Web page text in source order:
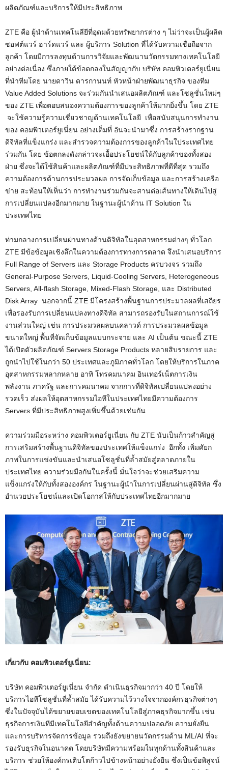
ผลิตภัณฑ์และบริการให้มีประสิทธิภาพ
ZTE คือ ผู้นำด้านเทคโนลียีที่อุดมด้วยทรัพยากรต่าง ๆ ไม่ว่าจะเป็นผู้ผลิต
ซอฟต์แวร์ ฮาร์ดแวร์ และ ผู้บริการ Solution ที่ได้รับความเชื่อถือจาก
ลูกค้า โดยมีการลงทุนด้านการวิจัยและพัฒนานวัตกรรมทางเทคโนโลยี
อย่างต่อเนื่อง ซึ่งภายใต้ข้อตกลงในสัญญากับ บริษัท คอมพิวเตอร์ยูเนี่ยน
ที่นำทีมโดย นายดาวิน ดารกานนท์ หัวหน้าฝ่ายพัฒนาธุรกิจ ของทีม
Value Added Solutions จะร่วมกันนำเสนอผลิตภัณฑ์ และโซลูชั่นใหม่ๆ
ของ ZTE เพื่อตอบสนองความต้องการของลูกค้าให้มากยิ่งขึ้น โดย ZTE
จะใช้ความรู้ความเชี่ยวชาญด้านเทคโนโลยี เพื่อสนับสนุนการทำงาน
ของ คอมพิวเตอร์ยูเนี่ยน อย่างเต็มที่ อันจะนำมาซึ่ง การสร้างรากฐาน
ดิจิทัลที่แข็งแกร่ง และสำรวจความต้องการของลูกค้าในใประเทศไทย
ร่วมกัน โดย ข้อตกลงดังกล่าวจะเอื้อประโยชน์ให้กับลูกค้าของทั้งสอง
ฝ่าย ซึ่งจะได้ใช้สินค้าและผลิตภัณฑ์ที่มีประสิทธิภาพที่ดีที่สุด รวมถึง
ความต้องการด้านการประมวลผล การจัดเก็บข้อมูล และการสร้างเครือ
ข่าย สะท้อนให้เห็นว่า การทำงานร่วมกันจะสานต่อเส้นทางให้เดินไปสู่
การเปลี่ยนแปลงอีกมากมาย ในฐานะผู้นำด้าน IT Solution ใน
ประเทศไทย
ท่ามกลางการเปลี่ยนผ่านทางด้านดิจิทัลในอุตสาหกรรมต่างๆ ทั่วโลก
ZTE มีข้อข้อมูลเชิงลึกในความต้องการทางการตลาด จึงนำเสนอบริการ
Full Range of Servers และ Storage Products ครบวงจร รวมถึง
General-Purpose Servers, Liquid-Cooling Servers, Heterogeneous
Servers, All-flash Storage, Mixed-Flash Storage, และ Distributed
Disk Array นอกจากนี้ ZTE มีโครงสร้างพื้นฐานการประมวลผลที่เสถียร
เพื่อรองรับการเปลี่ยนแปลงทางดิจิทัล สามารถรองรับในสถานการณ์ใช้
งานส่วนใหญ่ เช่น การประมวลผลบนคลาวด์ การประมวลผลข้อมูล
ขนาดใหญ่ พื้นที่จัดเก็บข้อมูลแบบกระจาย และ AI เป็นต้น ขณะนี้ ZTE
ได้เปิดตัวผลิตภัณฑ์ Servers Storage Products หลายสิบรายการ และ
ถูกนำไปใช้ในกว่า 50 ประเทศและภูมิภาคทั่วโลก โดยให้บริการในภาค
อุตสาหกรรมหลากหลาย อาทิ โทรคมนาคม อินเทอร์เน็ตการเงิน
พลังงาน ภาครัฐ และการคมนาคม จากการที่ดิจิทัลเปลี่ยนแปลงอย่าง
รวดเร็ว ส่งผลให้อุตสาหกรรมไอทีในประเทศไทยมีความต้องการ
Servers ที่มีประสิทธิภาพสูงเพิ่มขึ้นด้วยเช่นกัน
ความร่วมมือระหว่าง คอมพิวเตอร์ยูเนี่ยน กับ ZTE นับเป็นก้าวสำคัญสู่
การเสริมสร้างพื้นฐานดิจิทัลของประเทศให้แข็งแกร่ง อีกทั้ง เพิ่มศัยก
ภาพในการแข่งขันและนำเสนอโซลูชั่นที่ล้ำสมัยสู่ตลาดภายใน
ประเทศไทย ความร่วมมือกันในครั้งนี้ มั่นใจว่าจะช่วยเสริมความ
แข็งแกร่งให้กับทั้งสององค์กร ในฐานะผู้นำในการเปลี่ยนผ่านสู่ดิจิทัล ซึ่ง
อำนวยประโยชน์และเปิดโอกาสให้กับประเทศไทยอีกมากมาย
เกี่ยวกับ คอมพิวเตอร์ยูเนี่ยน:
บริษัท คอมพิวเตอร์ยูเนี่ยน จำกัด ดำเนินธุรกิจมากว่า 40 ปี โดยให้
บริการไอทีโซลูชั่นที่ล้ำสมัย ได้รับความไว้วางใจจากองค์กรธุรกิจต่างๆ
ซึ่งในปัจจุบันได้ขยายขอบเขตของเทคโนโลยีสู่ภาคธุรกิจมากขึ้น เช่น
ธุรกิจการเงินทีมีเทคโนโลยีสำคัญทั้งด้านความปลอดภัย ความยั่งยืน
และการบริหารจัดการข้อมูล รวมถึงยังขยายนวัตกรรมด้าน ML/AI ที่จะ
รองรับธุรกิจในอนาคต โดยบริษัทมีความพร้อมในทุกด้านทั้งสินค้าและ
บริการ ช่วยให้องค์กรเติบโตก้าวไปข้างหน้าอย่างยั่งยืน ซึ่งเป็นข้อพิสูจน์